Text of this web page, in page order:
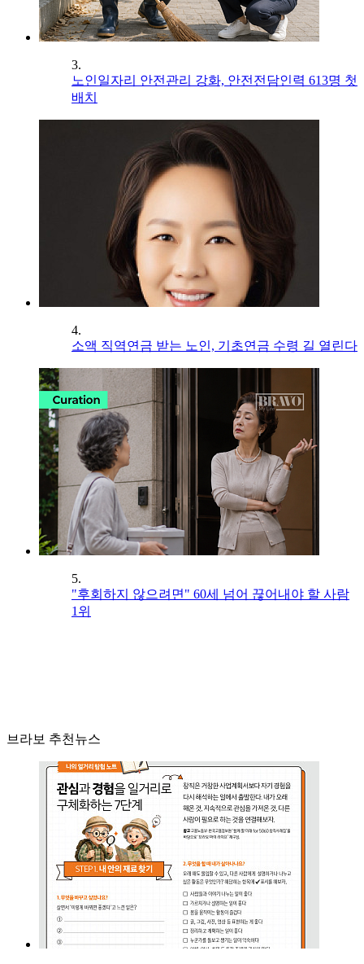
3.
노인일자리 안전관리 강화, 안전전담인력 613명 첫
배치
4.
소액 직역연금 받는 노인, 기초연금 수령 길 열린다
5.
"후회하지 않으려면" 60세 넘어 끊어내야 할 사람
1위
브라보 추천뉴스